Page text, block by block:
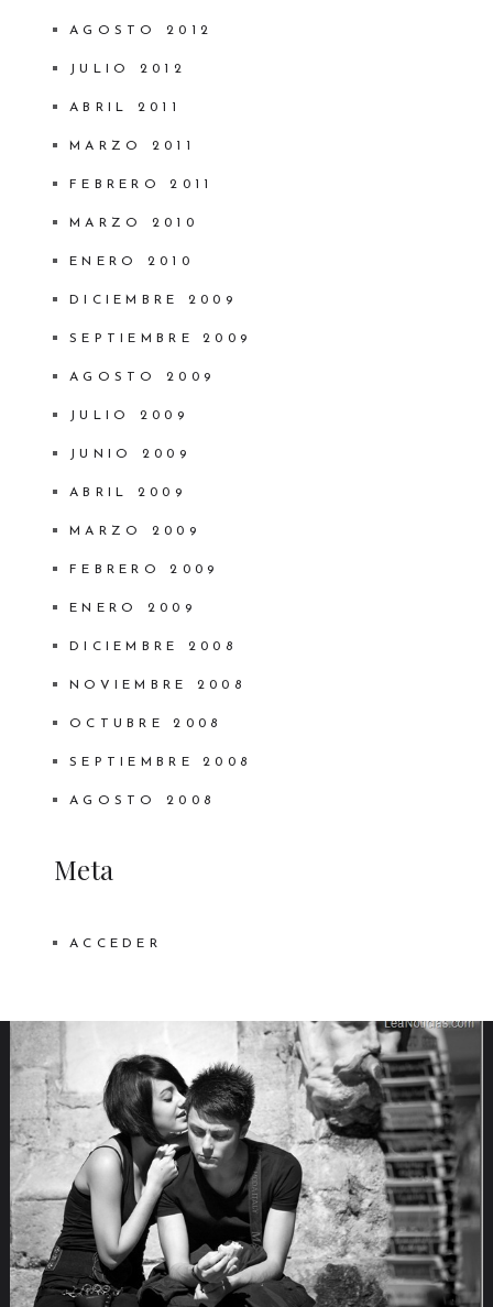
AGOSTO 2012
JULIO 2012
ABRIL 2011
MARZO 2011
FEBRERO 2011
MARZO 2010
ENERO 2010
DICIEMBRE 2009
SEPTIEMBRE 2009
AGOSTO 2009
JULIO 2009
JUNIO 2009
ABRIL 2009
MARZO 2009
FEBRERO 2009
ENERO 2009
DICIEMBRE 2008
NOVIEMBRE 2008
OCTUBRE 2008
SEPTIEMBRE 2008
AGOSTO 2008
Meta
ACCEDER